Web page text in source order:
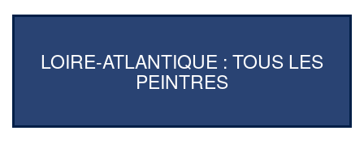
LOIRE-ATLANTIQUE : TOUS LES
PEINTRES